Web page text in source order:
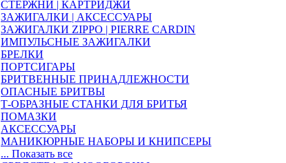
СТЕРЖНИ | КАРТРИДЖИ
ЗАЖИГАЛКИ | АКСЕССУАРЫ
ЗАЖИГАЛКИ ZIPPO | PIERRE CARDIN
ИМПУЛЬСНЫЕ ЗАЖИГАЛКИ
БРЕЛКИ
ПОРТСИГАРЫ
БРИТВЕННЫЕ ПРИНАДЛЕЖНОСТИ
ОПАСНЫЕ БРИТВЫ
Т-ОБРАЗНЫЕ СТАНКИ ДЛЯ БРИТЬЯ
ПОМАЗКИ
АКСЕССУАРЫ
МАНИКЮРНЫЕ НАБОРЫ И КНИПСЕРЫ
... Показать все